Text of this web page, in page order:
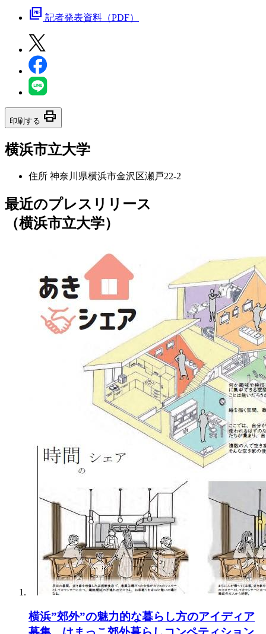
picture_as_pdf 記者発表資料（PDF）
印刷する print
横浜市立大学
住所 神奈川県横浜市金沢区瀬戸22-2
最近のプレスリリース
（横浜市立大学）
横浜”郊外”の魅力的な暮らし方のアイディア